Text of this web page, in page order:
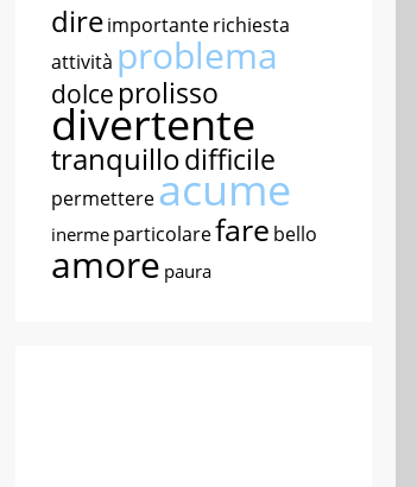
direimportanterichiesta
attività problema
dolce prolisso
divertente
tranquillodifficile
permettereacume
inerme particolarefare bello
amore paura